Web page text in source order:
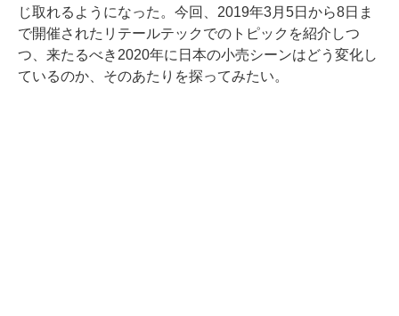
じ取れるようになった。今回、2019年3月5日から8日ま
で開催されたリテールテックでのトピックを紹介しつ
つ、来たるべき2020年に日本の小売シーンはどう変化し
ているのか、そのあたりを探ってみたい。